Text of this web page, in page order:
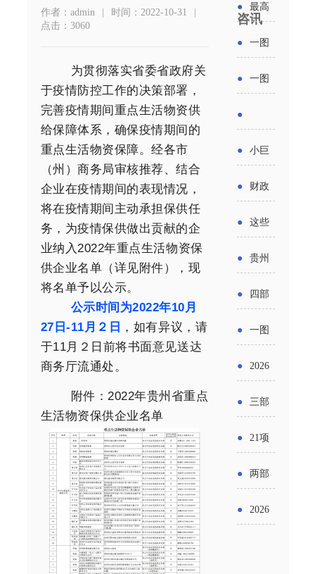
作者：admin | 时间：2022-10-31
|
点击：3060
为贯彻落实省委省政府关
于疫情防控工作的决策部署，
完善疫情期间重点生活物资供
给保障体系，确保疫情期间的
重点生活物资保障。经各市
（州）商务局审核推荐、结合
企业在疫情期间的表现情况，
将在疫情期间主动承担保供任
务，为疫情保供做出贡献的企
业纳入2022年重点生活物资保
供企业名单（详见附件），现
将名单予以公示。
公示时间为2022年10月
27日-11月２日 ，如有异议，请
于11月２日前将书面意见送达
商务厅流通处。
附件：2022年贵州省重点
生活物资保供企业名单
咨讯
● 最高
元！贵
州开展
2026年
轮汽车
销活动
● 一图
省科技
成果转
化中试
报工作
● 一图
出台酒
类新规
酒企出
点关注
●
小企业
发展环
境评估
发布
解）
● 小巨
了？工
信部准
备怎么
● 财政
继续实
施专精
特新中
财政奖
● 这些
贷款，
最高可
获1.5%
政贴息
● 贵州
举措激
发各类
经营主
● 四部
求做好
帮扶小
额信贷
● 一图
法及其
实施条
例新变
● 2026
金投向
领域及
申报要
● 三部
五”期间
支持科
● 21项
务培育
● 两部
● 2026